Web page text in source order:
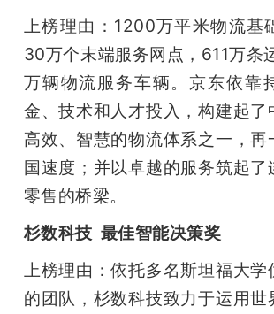
上榜理由：1200万平米物流基
30万个末端服务网点，611万条
万辆物流服务车辆。京东依靠
金、技术和人才投入，构建起了
高效、智慧的物流体系之一，再
国速度；并以卓越的服务筑起了
零售的桥梁。
杉数科技  最佳智能决策奖
上榜理由：依托多名斯坦福大学
的团队，杉数科技致力于运用世